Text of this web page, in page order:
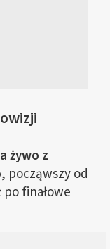
żywo z
, począwszy od
finałowe